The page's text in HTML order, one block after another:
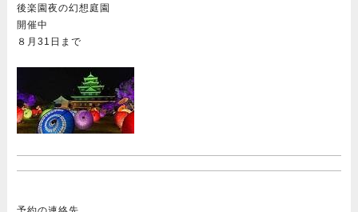
後楽園夜の幻想庭園
開催中
８月31日まで